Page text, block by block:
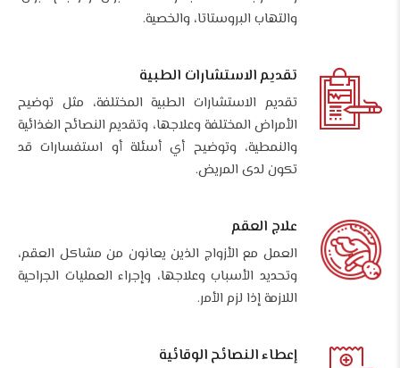
والتهاب البروستاتا، والخصية.
تقديم الاستشارات الطبية
تقديم الاستشارات الطبية المختلفة، مثل توضيح
الأمراض المختلفة وعلاجها، وتقديم النصائح الغذائية
والنمطية، وتوضيح أي أسئلة أو استفسارات قد
تكون لدى المريض.
علاج العقم
العمل مع الأزواج الذين يعانون من مشاكل العقم،
وتحديد الأسباب وعلاجها، وإجراء العمليات الجراحية
اللازمة إذا لزم الأمر.
إعطاء النصائح الوقائية